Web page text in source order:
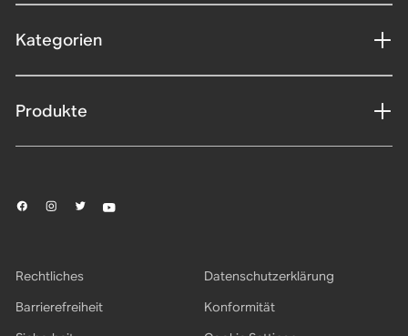
Kategorien
Produkte
Rechtliches
Datenschutzerklärung
Barrierefreiheit
Konformität